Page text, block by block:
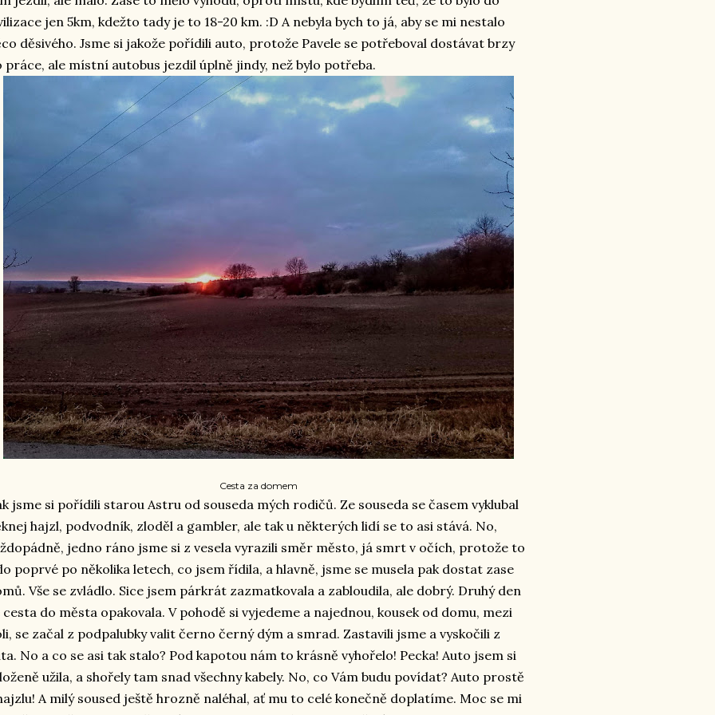
jen 5km, kdežto tady je to 18-20 km. :D A nebyla bych to já, aby se mi nestalo
děsivého. Jsme si jakože pořídili auto, protože Pavele se potřeboval dostávat brzy
práce, ale místní autobus jezdil úplně jindy, než bylo potřeba.
Cesta za domem
jsme si pořídili starou Astru od souseda mých rodičů. Ze souseda se časem vyklubal
hajzl, podvodník, zloděl a gambler, ale tak u některých lidí se to asi stává. No,
jedno ráno jsme si z vesela vyrazili směr město, já smrt v očích, protože to
poprvé po několika letech, co jsem řídila, a hlavně, jsme se musela pak dostat zase
Vše se zvládlo. Sice jsem párkrát zazmatkovala a zabloudila, ale dobrý. Druhý den
cesta do města opakovala. V pohodě si vyjedeme a najednou, kousek od domu, mezi
se začal z podpalubky valit černo černý dým a smrad. Zastavili jsme a vyskočili z
No a co se asi tak stalo? Pod kapotou nám to krásně vyhořelo! Pecka! Auto jsem si
užila, a shořely tam snad všechny kabely. No, co Vám budu povídat? Auto prostě
A milý soused ještě hrozně naléhal, ať mu to celé konečně doplatíme. Moc se mi